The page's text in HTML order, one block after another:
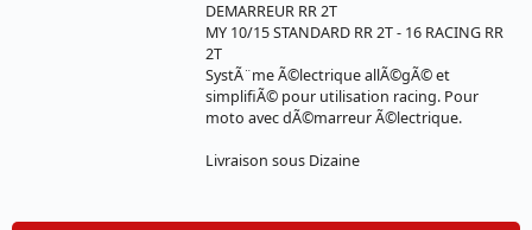
DEMARREUR RR 2T
MY 10/15 STANDARD RR 2T - 16 RACING RR
2T
SystÃ¨me Ã©lectrique allÃ©gÃ© et
simplifiÃ© pour utilisation racing. Pour
moto avec dÃ©marreur Ã©lectrique.
Livraison sous Dizaine